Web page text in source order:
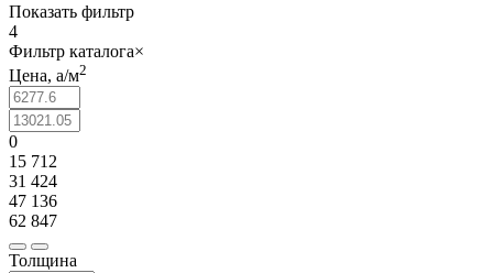
Показать фильтр
4
Фильтр каталога×
Цена, a/м2
0
15 712
31 424
47 136
62 847
Толщина